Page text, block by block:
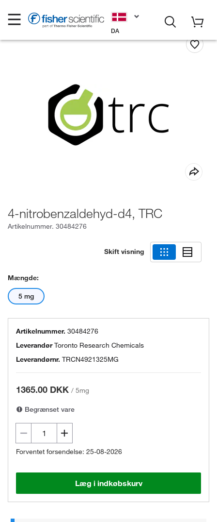
DA
4-nitrobenzaldehyd-d4, TRC
Artikelnummer. 30484276
Skift visning
Mængde:
5 mg
Artikelnummer. 30484276
LeverandørToronto Research Chemicals
Leverandørnr. TRCN4921325MG
1365.00 DKK / 5mg
Begrænset vare
Forventet forsendelse: 25-08-2026
Læg i indkøbskurv